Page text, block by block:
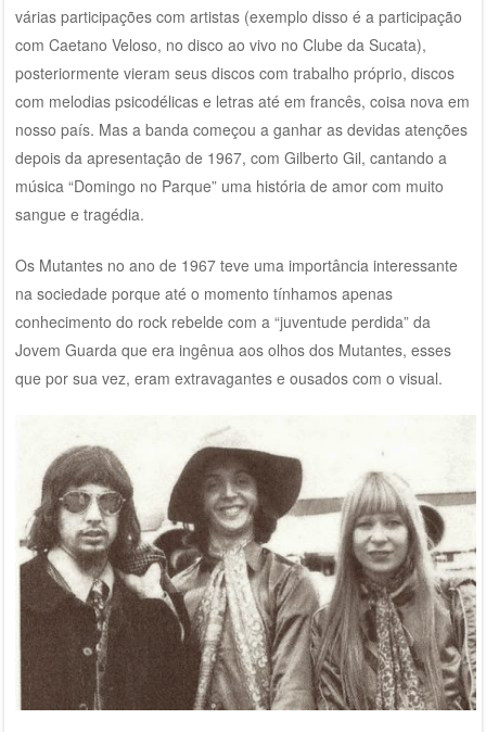
várias participações com artistas (exemplo disso é a participação
com Caetano Veloso, no disco ao vivo no Clube da Sucata),
posteriormente vieram seus discos com trabalho próprio, discos
com melodias psicodélicas e letras até em francês, coisa nova em
nosso país. Mas a banda começou a ganhar as devidas atenções
depois da apresentação de 1967, com Gilberto Gil, cantando a
música “Domingo no Parque” uma história de amor com muito
sangue e tragédia.
Os Mutantes no ano de 1967 teve uma importância interessante
na sociedade porque até o momento tínhamos apenas
conhecimento do rock rebelde com a “juventude perdida” da
Jovem Guarda que era ingênua aos olhos dos Mutantes, esses
que por sua vez, eram extravagantes e ousados com o visual.